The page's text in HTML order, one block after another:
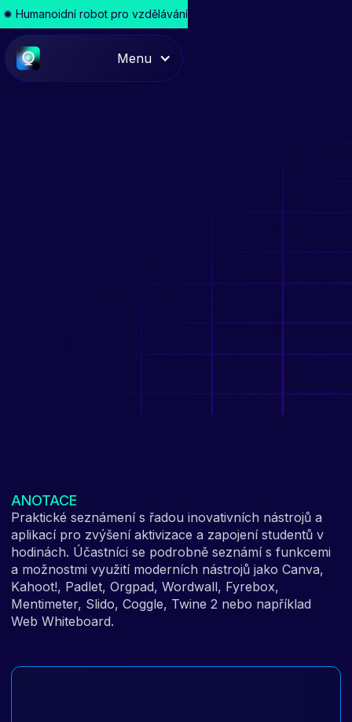
Humanoidní robot pro vzdělávání
Menu
ANOTACE
Praktické seznámení s řadou inovativních nástrojů a
aplikací pro zvýšení aktivizace a zapojení studentů v
hodinách. Účastníci se podrobně seznámí s funkcemi
a možnostmi využití moderních nástrojů jako Canva,
Kahoot!, Padlet, Orgpad, Wordwall, Fyrebox,
Mentimeter, Slido, Coggle, Twine 2 nebo například
Web Whiteboard.